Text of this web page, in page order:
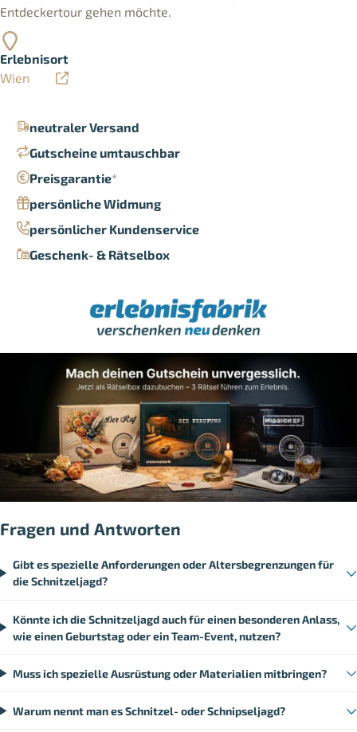
neutraler Versand
Gutscheine umtauschbar
Preisgarantie*
persönliche Widmung
persönlicher Kundenservice
Geschenk- & Rätselbox
Entdeckertour gehen möchte.
Erlebnisort
Wien
Fragen und Antworten
Gibt es spezielle Anforderungen oder Altersbegrenzungen für
die Schnitzeljagd?
Könnte ich die Schnitzeljagd auch für einen besonderen Anlass,
wie einen Geburtstag oder ein Team-Event, nutzen?
Muss ich spezielle Ausrüstung oder Materialien mitbringen?
Warum nennt man es Schnitzel- oder Schnipseljagd?